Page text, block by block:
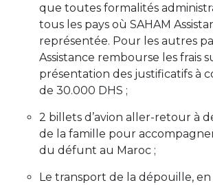
que toutes formalités
tous les pays où SAHAM
représentée. Pour les autres
Assistance rembourse les frais
présentation des justificatifs à
de 30.000 DHS ;
2 billets d’avion aller-retour à
de la famille pour
du défunt au Maroc ;
Le transport de la dépouille, en